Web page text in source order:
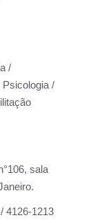
/
Psicologia /
sala
4126-1213